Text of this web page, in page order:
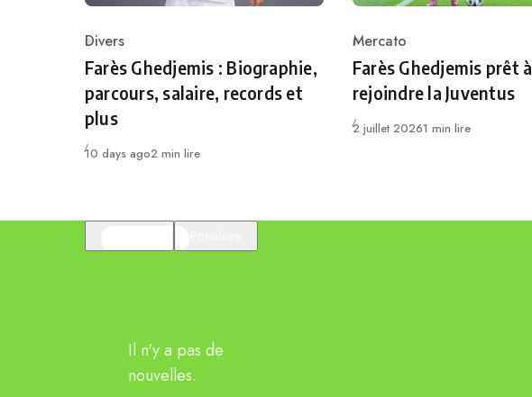
Category
Divers
Farès Ghedjemis : Biographie,
parcours, salaire, records et
plus
Publié
10 days ago2 min lire
Category
Mercato
Farès Ghedjemis prêt à
rejoindre la Juventus
Publié
2 juillet 20261 min lire
Il n'y a pas de
nouvelles.